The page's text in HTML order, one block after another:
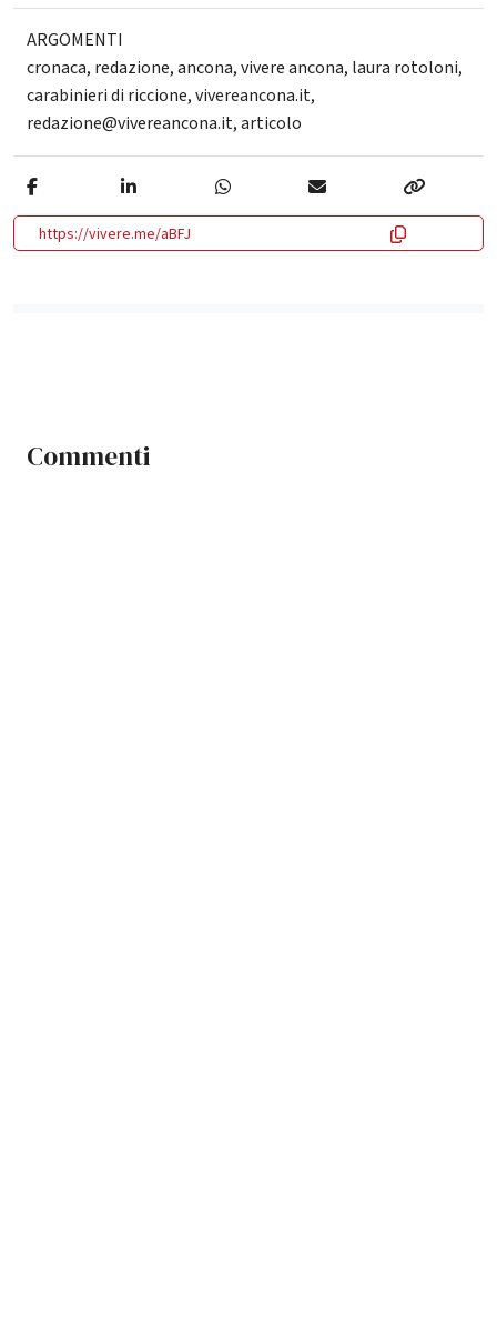
ARGOMENTI
cronaca, redazione,ancona,vivere ancona, laura rotoloni,
carabinieri di riccione,vivereancona.it,
redazione@vivereancona.it,articolo
https://vivere.me/aBFJ
Commenti